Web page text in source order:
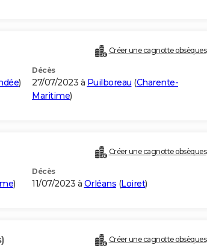
Créer une cagnotte obsèques
)
Décès
27/07/2023 à Puilboreau (Charente-
Maritime)
Créer une cagnotte obsèques
)
Décès
11/07/2023 à Orléans (Loiret)
Créer une cagnotte obsèques